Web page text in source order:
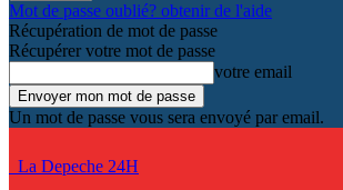
Mot de passe oublié? obtenir de l'aide
Récupération de mot de passe
Récupérer votre mot de passe
votre email
Un mot de passe vous sera envoyé par email.
La Depeche 24H